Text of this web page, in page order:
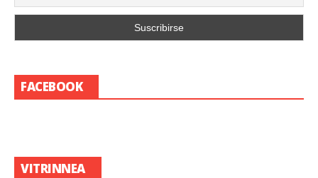
FACEBOOK
VITRINNEA